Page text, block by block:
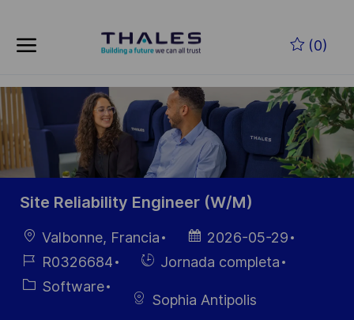
(0)
-
Site Reliability Engineer (W/M)
Ubicación
Valbonne, Francia
Fecha de
publicación
2026-05-29
ID de
empleo
R0326684
HiringJornada completa
Categoría
Software
Sophia Antipolis